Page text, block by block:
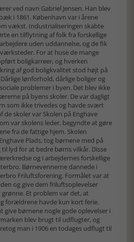
ved navn Gabriel Jensen. Han blev
i 1861. København var i årene
vækst. Industrialiseringen skabte
en tilflytning af folk fra forskellige
uden uddannelse, og de fik
For at huse de mange
boligkarreer, og hverken
af god boligkvalitet stod højt på
lønforhold, dårlige boliger og
problemer i byen. Det blev ikke
på byens skoler. De var dagligt
som ikke trivedes og havde svært
skoler var Skolen på Enghave
var skolens leder, begyndte at gøre
fra de fattige hjem. Skolen
Plads, tog børnene med på
lyd for at bedre børns vilkår. Disse
og i arbejdernes forskellige
Børnevennerne dannede i
Friluftsforening. Formålet var at
og give dem friluftsoplevelser
Et problem var det, at
forældrene havde kun kort ferie.
give børnene nogle gode oplevelser i
blev brugt til udflugter, og
man i 1906 en todages udflugt til